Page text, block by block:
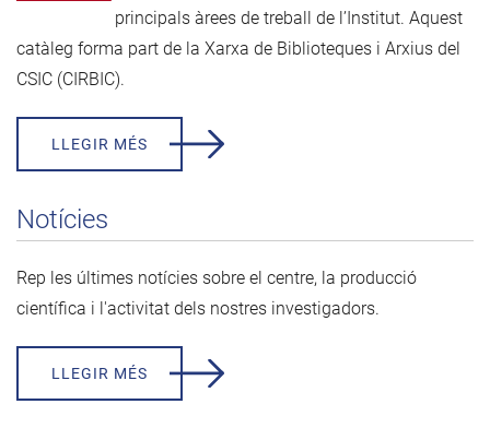
principals àrees de treball de l’Institut. Aquest
catàleg forma part de la Xarxa de Biblioteques i Arxius del
CSIC (CIRBIC).
LLEGIR MÉS
Notícies
Rep les últimes notícies sobre el centre, la producció
científica i l'activitat dels nostres investigadors.
LLEGIR MÉS